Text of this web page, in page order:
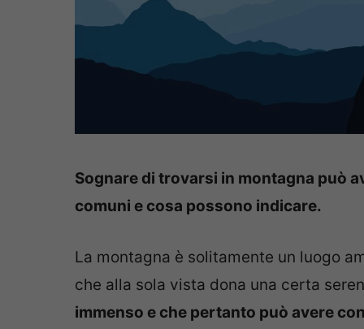
Sognare di trovarsi in montagna può
comuni e cosa possono indicare.
La montagna è solitamente un luogo
che alla sola vista dona una certa
immenso e che pertanto può avere